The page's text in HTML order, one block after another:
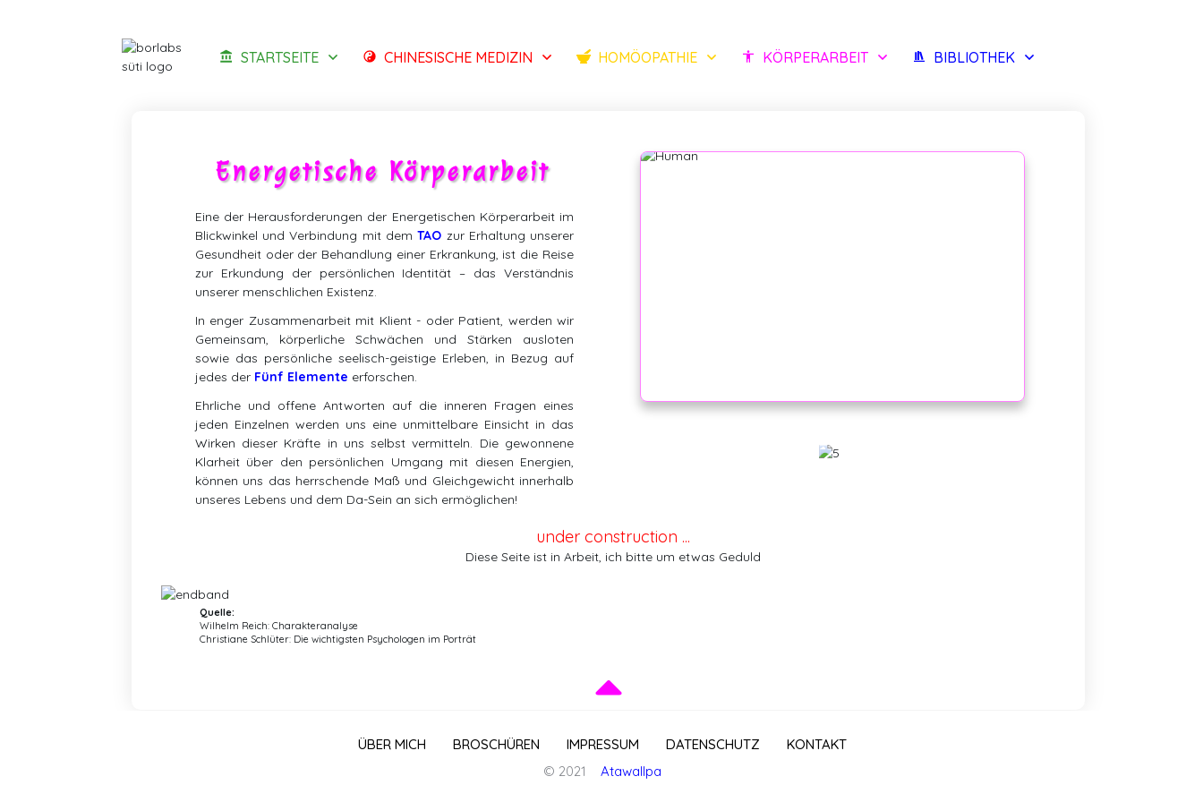
STARTSEITE CHINESISCHE MEDIZIN HOMÖOPATHIE KÖRPERARBEIT BIBLIOTHEK
Energetische Körperarbeit
Eine der Herausforderungen der Energetischen Körperarbeit im
Blickwinkel und Verbindung mit demTAO zur Erhaltung unserer
Gesundheit oder der Behandlung einer Erkrankung, ist die Reise
zur Erkundung der persönlichen Identität – das Verständnis
unserer menschlichen Existenz.
In enger Zusammenarbeit mit Klient - oder Patient, werden wir
Gemeinsam, körperliche Schwächen und Stärken ausloten
sowie das persönliche seelisch-geistige Erleben, in Bezug auf
jedes der Fünf Elemente erforschen.
Ehrliche und offene Antworten auf die inneren Fragen eines
jeden Einzelnen werden uns eine unmittelbare Einsicht in das
Wirken dieser Kräfte in uns selbst vermitteln. Die gewonnene
Klarheit über den persönlichen Umgang mit diesen Energien,
können uns das herrschende Maß und Gleichgewicht innerhalb
unseres Lebens und dem Da-Sein an sich ermöglichen!
under construction ...
Diese Seite ist in Arbeit, ich bitte um etwas Geduld
Quelle:
Wilhelm Reich: Charakteranalyse
Christiane Schlüter: Die wichtigsten Psychologen im Porträt
ÜBER MICH BROSCHÜREN IMPRESSUM DATENSCHUTZ
KONTAKT
© 2021 Atawallpa